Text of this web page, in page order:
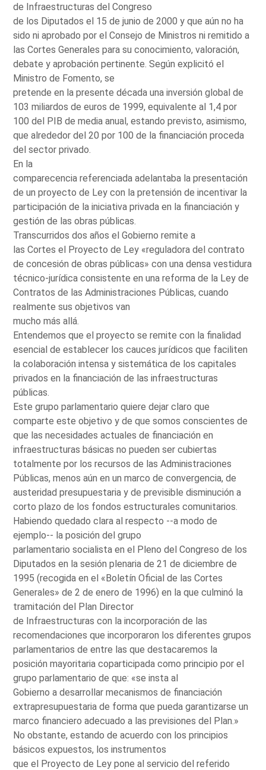
de Infraestructuras del Congreso
de los Diputados el 15 de junio de 2000 y que aún no ha
sido ni aprobado por el Consejo de Ministros ni remitido a
las Cortes Generales para su conocimiento, valoración,
debate y aprobación pertinente. Según explicitó el
Ministro de Fomento, se
pretende en la presente década una inversión global de
103 miliardos de euros de 1999, equivalente al 1,4 por
100 del PIB de media anual, estando previsto, asimismo,
que alrededor del 20 por 100 de la financiación proceda
del sector privado.
En la
comparecencia referenciada adelantaba la presentación
de un proyecto de Ley con la pretensión de incentivar la
participación de la iniciativa privada en la financiación y
gestión de las obras públicas.
Transcurridos dos años el Gobierno remite a
las Cortes el Proyecto de Ley «reguladora del contrato
de concesión de obras públicas» con una densa vestidura
técnico-jurídica consistente en una reforma de la Ley de
Contratos de las Administraciones Públicas, cuando
realmente sus objetivos van
mucho más allá.
Entendemos que el proyecto se remite con la finalidad
esencial de establecer los cauces jurídicos que faciliten
la colaboración intensa y sistemática de los capitales
privados en la financiación de las infraestructuras
públicas.
Este grupo parlamentario quiere dejar claro que
comparte este objetivo y de que somos conscientes de
que las necesidades actuales de financiación en
infraestructuras básicas no pueden ser cubiertas
totalmente por los recursos de las Administraciones
Públicas, menos aún en un marco de convergencia, de
austeridad presupuestaria y de previsible disminución a
corto plazo de los fondos estructurales comunitarios.
Habiendo quedado clara al respecto --a modo de
ejemplo-- la posición del grupo
parlamentario socialista en el Pleno del Congreso de los
Diputados en la sesión plenaria de 21 de diciembre de
1995 (recogida en el «Boletín Oficial de las Cortes
Generales» de 2 de enero de 1996) en la que culminó la
tramitación del Plan Director
de Infraestructuras con la incorporación de las
recomendaciones que incorporaron los diferentes grupos
parlamentarios de entre las que destacaremos la
posición mayoritaria coparticipada como principio por el
grupo parlamentario de que: «se insta al
Gobierno a desarrollar mecanismos de financiación
extrapresupuestaria de forma que pueda garantizarse un
marco financiero adecuado a las previsiones del Plan.»
No obstante, estando de acuerdo con los principios
básicos expuestos, los instrumentos
que el Proyecto de Ley pone al servicio del referido